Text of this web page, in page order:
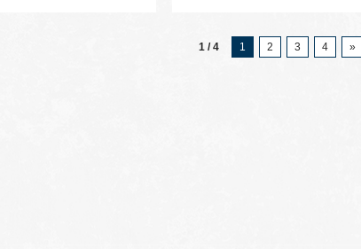
1 / 4 1 2 3 4 »